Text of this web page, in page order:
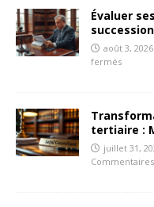
Évaluer
août 3, 2026
fermés
tertiaire :
juillet 31,